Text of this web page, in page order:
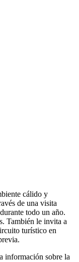
cálido y
de una visita
todo un año.
También le invita a
turístico en
información sobre la